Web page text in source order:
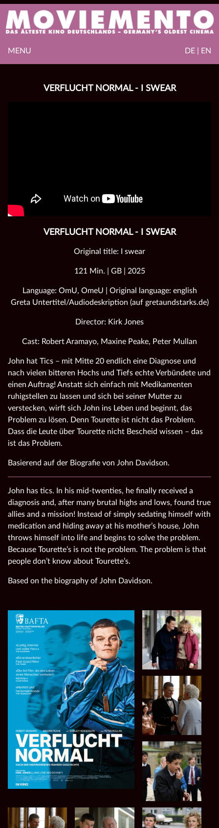
DE | EN
MENU
VERFLUCHT NORMAL - I SWEAR
VERFLUCHT NORMAL - I SWEAR
Original title: I swear
121 Min. | GB | 2025
Language: OmU, OmeU | Original language: english
Greta Untertitel/Audiodeskription (auf gretaundstarks.de)
Director: Kirk Jones
Cast: Robert Aramayo, Maxine Peake, Peter Mullan
John hat Tics – mit Mitte 20 endlich eine Diagnose und
nach vielen bitteren Hochs und Tiefs echte Verbündete und
einen Auftrag! Anstatt sich einfach mit Medikamenten
ruhigstellen zu lassen und sich bei seiner Mutter zu
verstecken, wirft sich John ins Leben und beginnt, das
Problem zu lösen. Denn Tourette ist nicht das Problem.
Dass die Leute über Tourette nicht Bescheid wissen – das
ist das Problem.
Basierend auf der Biografie von John Davidson.
John has tics. In his mid-twenties, he finally received a
diagnosis and, after many brutal highs and lows, found true
allies and a mission! Instead of simply sedating himself with
medication and hiding away at his mother’s house, John
throws himself into life and begins to solve the problem.
Because Tourette’s is not the problem. The problem is that
people don’t know about Tourette’s.
Based on the biography of John Davidson.